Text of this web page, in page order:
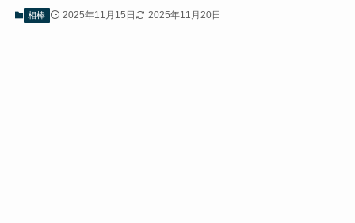
相棒 2025年11月15日 2025年11月20日